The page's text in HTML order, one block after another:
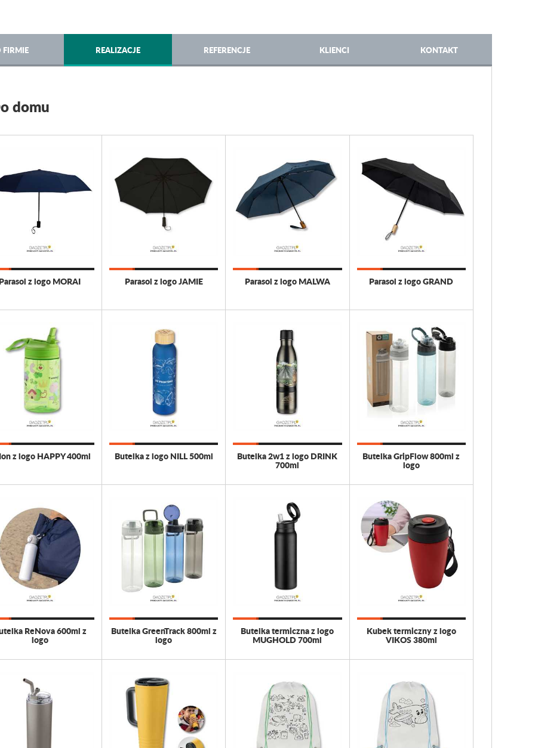
FIRMIE REALIZACJE REFERENCJE KLIENCI KONTAKT
domu
z logo MORAI Parasol z logo JAMIE Parasol z logo MALWA Parasol z logo GRAND
z logo HAPPY 400ml Butelka z logo NILL 500ml Butelka 2w1 z logo DRINK
700ml
Butelka GripFlow 800ml z
logo
ReNova 600ml z
logo
Butelka GreenTrack 800ml z
logo
Butelka termiczna z logo
MUGHOLD 700ml
Kubek termiczny z logo
VIKOS 380ml